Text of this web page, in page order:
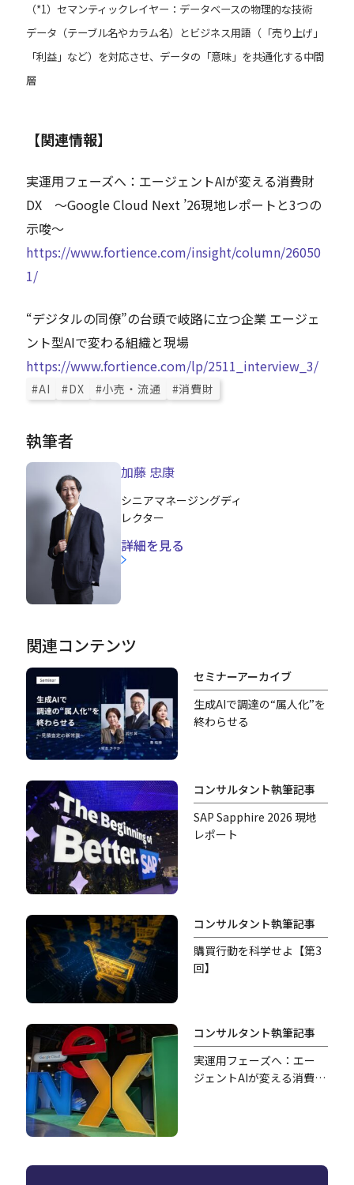
（*1）セマンティックレイヤー：データベースの物理的な技術
データ（テーブル名やカラム名）とビジネス用語（「売り上げ」
「利益」など）を対応させ、データの「意味」を共通化する中間
層
【関連情報】
実運用フェーズへ：エージェントAIが変える消費財
DX ～Google Cloud Next ’26現地レポートと3つの
示唆～
https://www.fortience.com/insight/column/26050
1/
“デジタルの同僚”の台頭で岐路に立つ企業 エージェ
ント型AIで変わる組織と現場
https://www.fortience.com/lp/2511_interview_3/
#AI #DX #小売・流通 #消費財
執筆者
加藤 忠康
シニアマネージングディ
レクター
詳細を見る
関連コンテンツ
セミナーアーカイブ
生成AIで調達の“属人化”を
終わらせる
コンサルタント執筆記事
SAP Sapphire 2026 現地
レポート
コンサルタント執筆記事
購買行動を科学せよ【第3
回】
コンサルタント執筆記事
実運用フェーズへ：エー
ジェントAIが変える消費財